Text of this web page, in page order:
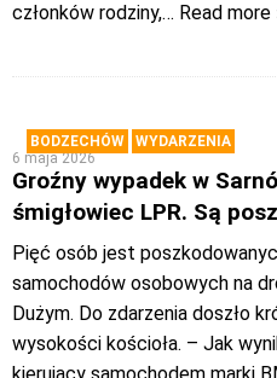
członków rodziny,… Read more
BODZECHÓW
WYDARZENIA
6 maja 2026
Groźny wypadek w
śmigłowiec LPR. Są
Pięć osób jest
samochodów osobowych na
Dużym. Do zdarzenia doszło
wysokości kościoła. – Jak